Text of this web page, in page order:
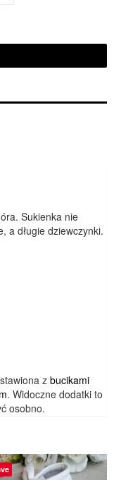
Sukienka nie
a długie dziewczynki.
z bucikami
. Widoczne dodatki to
osobno.